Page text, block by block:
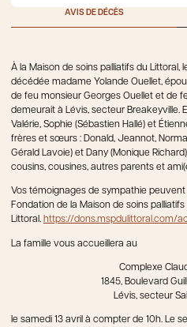
AVIS DE DÉCÈS
À la Maison de soins palliatifs du Littoral,
décédée madame Yolande Ouellet,
de feu monsieur Georges Ouellet et de
demeurait à Lévis, secteur Breakeyville.
Valérie, Sophie (Sébastien Hallé) et
frères et sœurs : Donald, Jeannot,
Gérald Lavoie) et Dany (Monique
cousins, cousines, autres parents et
Vos témoignages de sympathie
Fondation de la Maison de soins palliatifs
Littoral. https://dons.mspdulittoral.com/
La famille vous accueillera au
Complexe
1845, Boulevard
Lévis, secteur
le samedi 13 avril à compter de 10h. Le